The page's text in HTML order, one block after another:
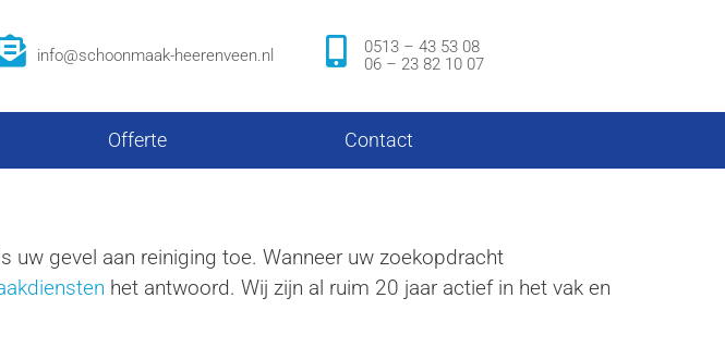
info@schoonmaak-heerenveen.nl
0513 – 43 53 08
06 – 23 82 10 07
Offerte Contact
uw gevel aan reiniging toe. Wanneer uw zoekopdracht
het antwoord. Wij zijn al ruim 20 jaar actief in het vak en